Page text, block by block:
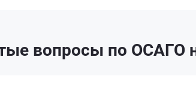
вопросы по ОСАГО